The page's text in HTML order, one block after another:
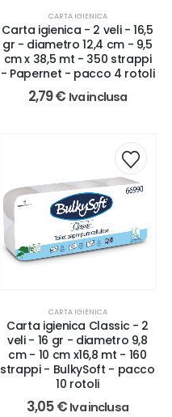
CARTA IGIENICA
Carta igienica - 2 veli - 16,5
gr - diametro 12,4 cm - 9,5
cm x 38,5 mt - 350 strappi
- Papernet - pacco 4 rotoli
2,79€ Iva inclusa
CARTA IGIENICA
Carta igienica Classic - 2
veli - 16 gr - diametro 9,8
cm - 10 cm x16,8 mt - 160
strappi - BulkySoft - pacco
10 rotoli
3,05€ Iva inclusa